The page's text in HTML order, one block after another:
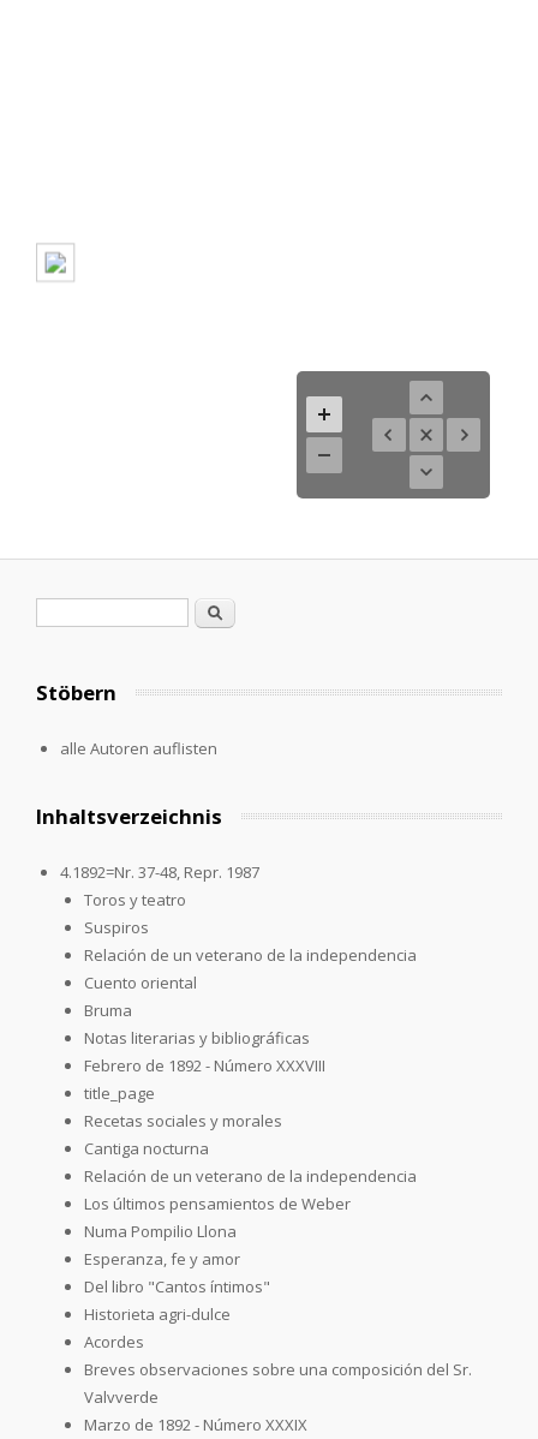
Suche
Stöbern
alle Autoren auflisten
Inhaltsverzeichnis
4.1892=Nr. 37-48, Repr. 1987
Toros y teatro
Suspiros
Relación de un veterano de la independencia
Cuento oriental
Bruma
Notas literarias y bibliográficas
Febrero de 1892 - Número XXXVIII
title_page
Recetas sociales y morales
Cantiga nocturna
Relación de un veterano de la independencia
Los últimos pensamientos de Weber
Numa Pompilio Llona
Esperanza, fe y amor
Del libro "Cantos íntimos"
Historieta agri-dulce
Acordes
Breves observaciones sobre una composición del Sr.
Valvverde
Marzo de 1892 - Número XXXIX